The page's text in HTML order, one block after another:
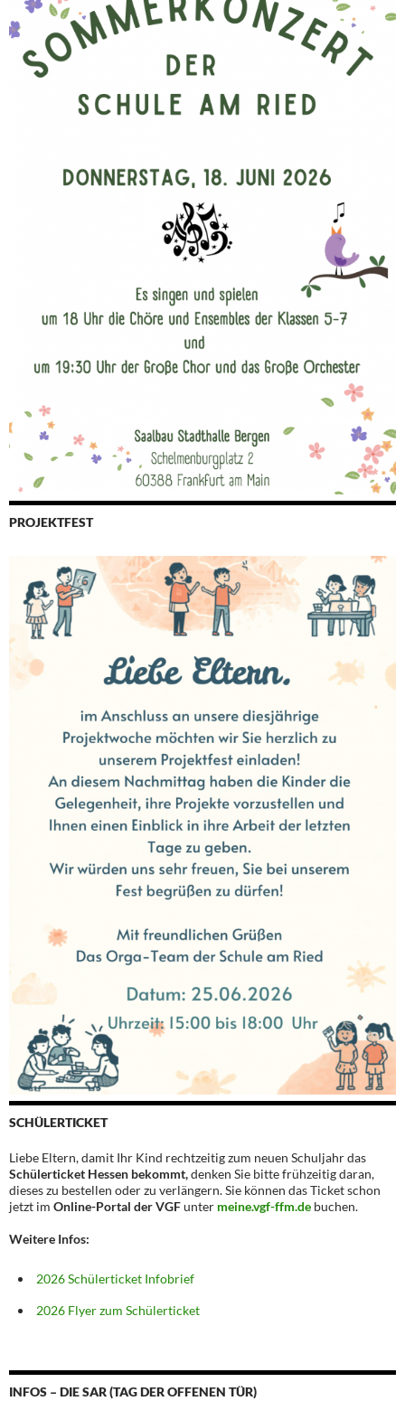
PROJEKTFEST
SCHÜLERTICKET
Liebe Eltern, damit Ihr Kind rechtzeitig zum neuen Schuljahr das
Schülerticket Hessen bekommt,denken Sie bitte frühzeitig daran,
dieses zu bestellen oder zu verlängern. Sie können das Ticket schon
jetzt im Online-Portal der VGFunter meine.vgf-ffm.de buchen.
Weitere Infos:
2026 Schülerticket Infobrief
2026 Flyer zum Schülerticket
INFOS – DIE SAR (TAG DER OFFENEN TÜR)